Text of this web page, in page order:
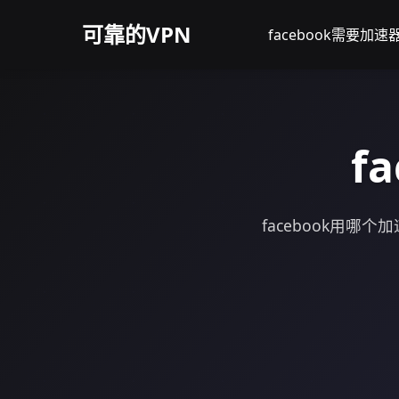
可靠的VPN facebook需要加速
facebook用哪个加